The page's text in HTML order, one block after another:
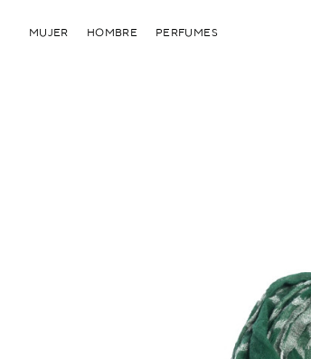
MUJER HOMBRE PERFUMES